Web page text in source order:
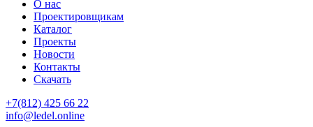
О нас
Проектировщикам
Каталог
Проекты
Новости
Контакты
Скачать
+7(812) 425 66 22
info@ledel.online